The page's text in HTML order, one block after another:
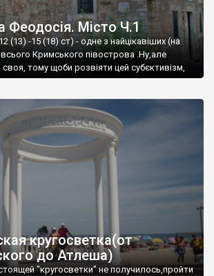
Феодосія. Місто Ч.1
(13) -15 (18) ст) - одне з найцікавіших (на
Кримського півострова .Ну,але
тому щоби розвіяти цей субєктивізм,
це
кругосветка(от
до Атлеша)
"кругосветки" не получилось,пройти